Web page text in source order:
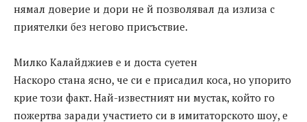
нямал доверие и дори не й позволявал да излиза с
приятелки без негово присъствие.
Милко Калайджиев е и доста суетен
Наскоро стана ясно, че си е присадил коса, но упорито
крие този факт. Най-известният ни мустак, който го
пожертва заради участието си в имитаторското шоу, е